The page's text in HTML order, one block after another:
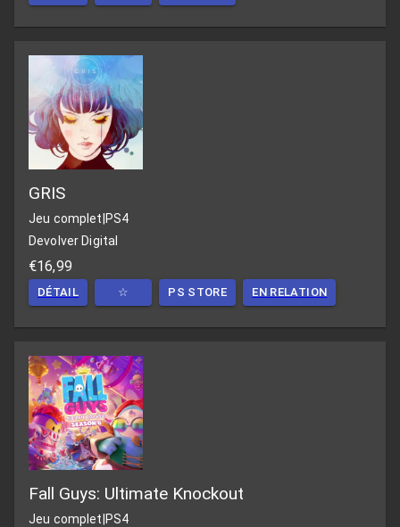
GRIS
Jeu complet PS4
Devolver Digital
€16,99
DÉTAIL ☆ PS STORE EN RELATION
Fall Guys: Ultimate Knockout
Jeu complet|PS4